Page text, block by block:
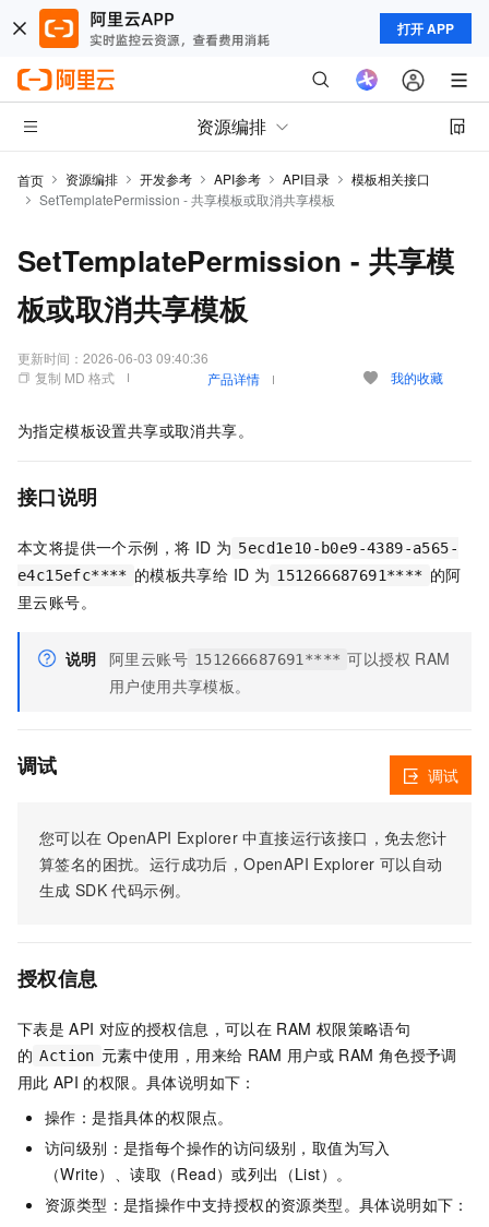
打开 APP
资源编排
首页 资源编排 开发参考 API参考 API目录
模板相关接口
SetTemplatePermission - 共享模板或取消共享模板
SetTemplatePermission - 共享模
板或取消共享模板
更新时间： 2026-06-03 09:40:36
复制 MD 格式
产品详情 我的收藏
为指定模板设置共享或取消共享。
接口说明
本文将提供一个示例，将 ID 为 5ecd1e10-b0e9-4389-a565-
e4c15efc**** 的模板共享给 ID 为 151266687691**** 的阿
里云账号。
说明 阿里云账号 151266687691**** 可以授权 RAM
用户使用共享模板。
调试
您可以在 OpenAPI Explorer 中直接运行该接口，免去您计
算签名的困扰。运行成功后，OpenAPI Explorer 可以自动
生成 SDK 代码示例。
调试
授权信息
下表是 API 对应的授权信息，可以在 RAM 权限策略语句
的 Action 元素中使用，用来给 RAM 用户或 RAM 角色授予调
用此 API 的权限。具体说明如下：
操作：是指具体的权限点。
访问级别：是指每个操作的访问级别，取值为写入
（Write）、读取（Read）或列出（List）。
资源类型：是指操作中支持授权的资源类型。具体说明如下：